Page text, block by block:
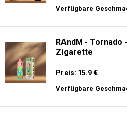
Verfügbare
RAndM - Tornado
Zigarette
Preis: 15.9 €
Verfügbare